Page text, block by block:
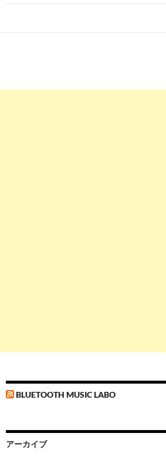
ゲ
ー
ン
BLUETOOTH MUSIC LABO
アーカイブ